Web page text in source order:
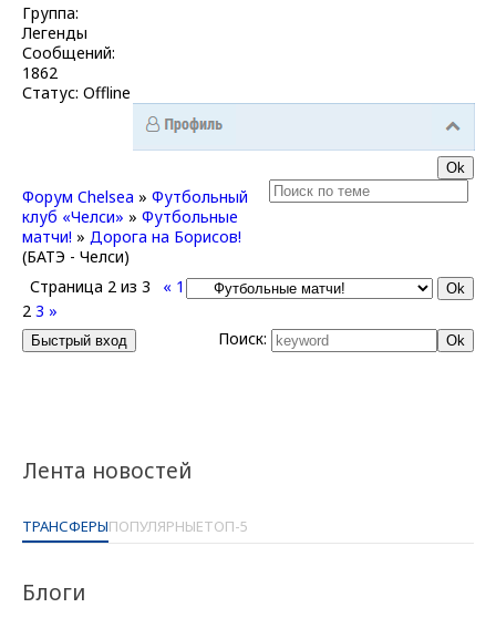
Лента новостей
ТРАНСФЕРЫПОПУЛЯРНЫЕТОП-5
Блоги
Группа:
Легенды
Сообщений:
1862
Статус: Offline
Форум Chelsea » Футбольный
клуб «Челси» » Футбольные
матчи! » Дорога на Борисов!
(БАТЭ - Челси)
Страница 2 из 3 « 1
2 3 »
Поиск: